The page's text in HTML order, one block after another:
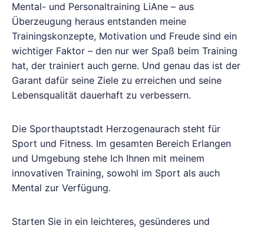
Mental- und Personaltraining LiAne – aus
Überzeugung heraus entstanden meine
Trainingskonzepte, Motivation und Freude sind ein
wichtiger Faktor – den nur wer Spaß beim Training
hat, der trainiert auch gerne. Und genau das ist der
Garant dafür seine Ziele zu erreichen und seine
Lebensqualität dauerhaft zu verbessern.
Die Sporthauptstadt Herzogenaurach steht für
Sport und Fitness. Im gesamten Bereich Erlangen
und Umgebung stehe Ich Ihnen mit meinem
innovativen Training, sowohl im Sport als auch
Mental zur Verfügung.
Starten Sie in ein leichteres, gesünderes und